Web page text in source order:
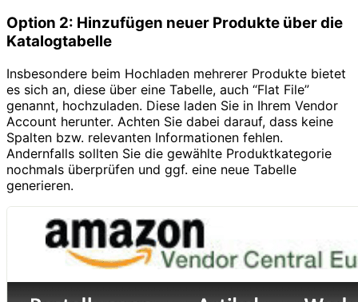
Option 2: Hinzufügen neuer Produkte über die
Katalogtabelle
Insbesondere beim Hochladen mehrerer Produkte bietet
es sich an, diese über eine Tabelle, auch “Flat File”
genannt, hochzuladen. Diese laden Sie in Ihrem Vendor
Account herunter. Achten Sie dabei darauf, dass keine
Spalten bzw. relevanten Informationen fehlen.
Andernfalls sollten Sie die gewählte Produktkategorie
nochmals überprüfen und ggf. eine neue Tabelle
generieren.